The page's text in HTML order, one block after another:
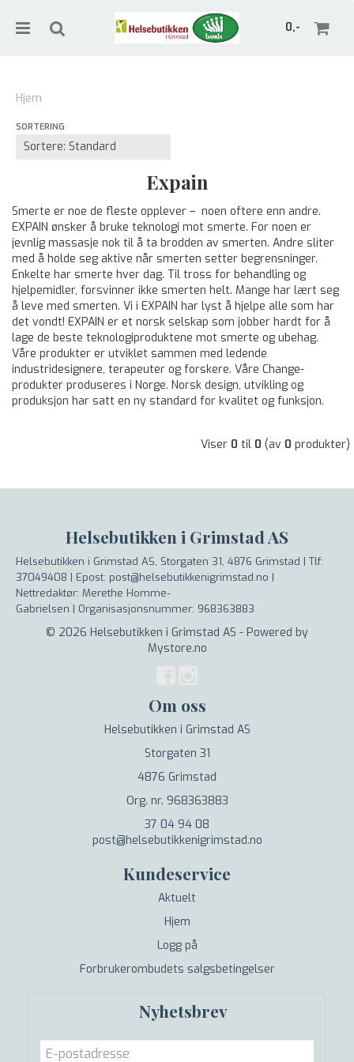
0,-
Hjem
SORTERING
Expain
Smerte er noe de fleste opplever – noen oftere enn andre.
EXPAIN ønsker å bruke teknologi mot smerte. For noen er
jevnlig massasje nok til å ta brodden av smerten. Andre sliter
med å holde seg aktive når smerten setter begrensninger.
Enkelte har smerte hver dag. Til tross for behandling og
hjelpemidler, forsvinner ikke smerten helt. Mange har lært seg
å leve med smerten. Vi i EXPAIN har lyst å hjelpe alle som har
det vondt! EXPAIN er et norsk selskap som jobber hardt for å
lage de beste teknologiproduktene mot smerte og ubehag.
Våre produkter er utviklet sammen med ledende
industridesignere, terapeuter og forskere. Våre Change-
produkter produseres i Norge. Norsk design, utvikling og
produksjon har satt en ny standard for kvalitet og funksjon.
Viser 0 til 0 (av 0 produkter)
Helsebutikken i Grimstad AS
Helsebutikken i Grimstad AS, Storgaten 31, 4876 Grimstad | Tlf:
37049408 | Epost: post@helsebutikkenigrimstad.no |
Nettredaktør: Merethe Homme-
Gabrielsen | Organisasjonsnummer: 968363883
© 2026 Helsebutikken i Grimstad AS - Powered by
Mystore.no
Om oss
Helsebutikken i Grimstad AS
Storgaten 31
4876 Grimstad
Org. nr. 968363883
37 04 94 08
post@helsebutikkenigrimstad.no
Kundeservice
Aktuelt
Hjem
Logg på
Forbrukerombudets salgsbetingelser
Nyhetsbrev